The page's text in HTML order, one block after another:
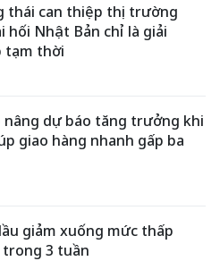
thái can thiệp thị trường
hối Nhật Bản chỉ là giải
tạm thời
nâng dự báo tăng trưởng khi
giao hàng nhanh gấp ba
giảm xuống mức thấp
3 tuần